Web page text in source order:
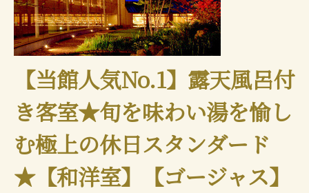
【当館人気No.1】露天風呂付
き客室★旬を味わい湯を愉し
む極上の休日スタンダード
★【和洋室】【ゴージャス】